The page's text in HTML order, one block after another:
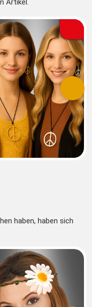
Artikel.
haben, haben sich